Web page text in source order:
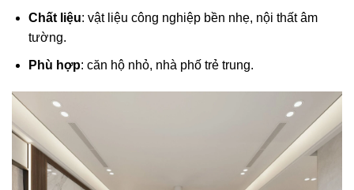
Chất liệu: vật liệu công nghiệp bền nhẹ, nội thất âm
tường.
Phù hợp: căn hộ nhỏ, nhà phố trẻ trung.